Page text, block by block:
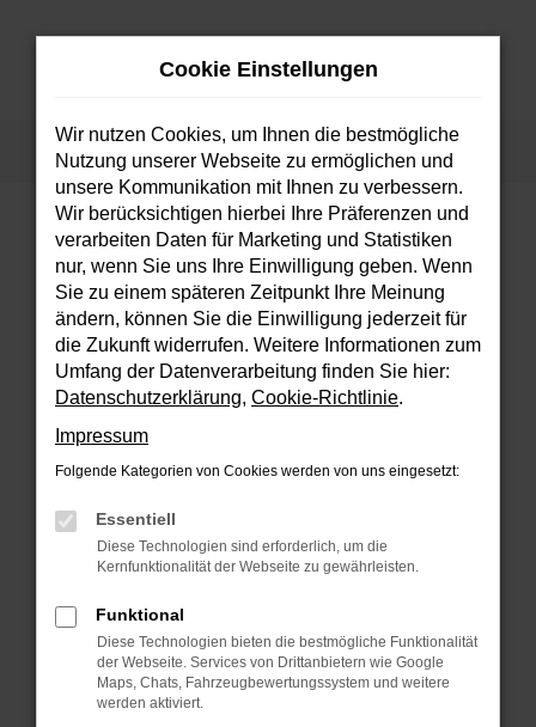
Zum
Startseite Fahrzeugsuche
FEHLER: NETWORK ERROR
Beim Laden ist ein Fehler aufgetreten.
Hier sind ein paar Tipps, die dir helfen können:
Überprüfe deine Firewall und deine
Internetverbindung.
Laden andere Webseiten, zum Beispiel
deine Suchmaschine?
Prüfe deine Browsererweiterungen.
Manche Erweiterungen, wie Werbeblocker,
können das Laden bestimmter Seiten
anderen Browser oder in einem privaten
Fenster?
Starte dein Gerät neu.
Cookie Einstellungen
Wir nutzen Cookies, um Ihnen die bestmögliche
Nutzung unserer Webseite zu ermöglichen und
unsere Kommunikation mit Ihnen zu verbessern.
Wir berücksichtigen hierbei Ihre Präferenzen und
verarbeiten Daten für Marketing und Statistiken
nur, wenn Sie uns Ihre Einwilligung geben. Wenn
Sie zu einem späteren Zeitpunkt Ihre Meinung
ändern, können Sie die Einwilligung jederzeit für
die Zukunft widerrufen. Weitere Informationen zum
Umfang der Datenverarbeitung finden Sie hier:
Datenschutzerklärung, Cookie-Richtlinie.
Impressum
Folgende Kategorien von Cookies werden von uns eingesetzt:
Essentiell
Diese Technologien sind erforderlich, um die
Kernfunktionalität der Webseite zu gewährleisten.
Funktional
Diese Technologien bieten die bestmögliche Funktionalität
der Webseite. Services von Drittanbietern wie Google
Maps, Chats, Fahrzeugbewertungssystem und weitere
werden aktiviert.